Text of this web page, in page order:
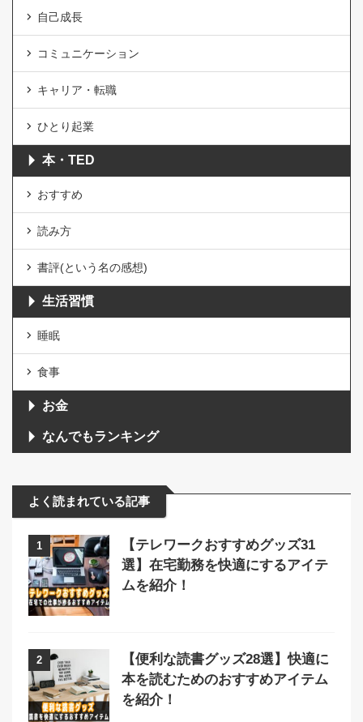
自己成長
コミュニケーション
キャリア・転職
ひとり起業
本・TED
おすすめ
読み方
書評(という名の感想)
生活習慣
睡眠
食事
お金
なんでもランキング
よく読まれている記事
1
【テレワークおすすめグッズ31
選】在宅勤務を快適にするアイテ
ムを紹介！
2
【便利な読書グッズ28選】快適に
本を読むためのおすすめアイテム
を紹介！